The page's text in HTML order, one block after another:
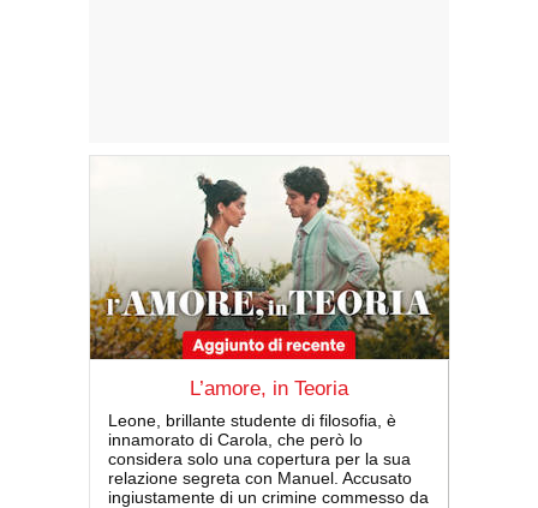
L’amore, in Teoria
Leone, brillante studente di filosofia, è
innamorato di Carola, che però lo
considera solo una copertura per la sua
relazione segreta con Manuel. Accusato
ingiustamente di un crimine commesso da